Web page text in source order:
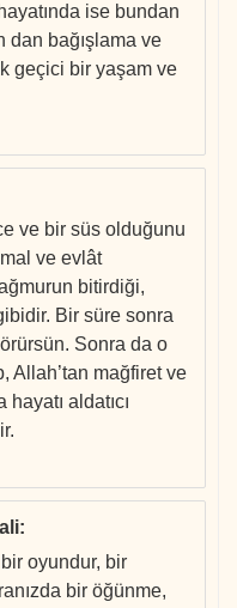
ise bundan
dan bağışlama ve
geçici bir yaşam ve
ve bir süs olduğunu
ve evlât
bitirdiği,
Bir süre sonra
Sonra da o
Allah’tan mağfiret ve
hayatı aldatıcı
:
oyundur, bir
bir öğünme,